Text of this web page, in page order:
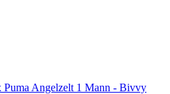
Puma Angelzelt 1 Mann - Bivvy